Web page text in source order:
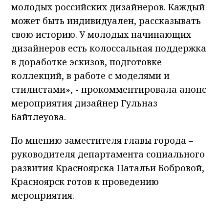
молодых российских дизайнеров. Каждый
может быть индивидуален, рассказывать
свою историю. У молодых начинающих
дизайнеров есть колоссальная поддержка
в доработке эскизов, подготовке
коллекций, в работе с моделями и
стилистами», - прокомментировала анонс
мероприятия дизайнер Гульназ
Байтлеуова.
По мнению заместителя главы города –
руководителя департамента социального
развития Красноярска Натальи Бобровой,
Красноярск готов к проведению
мероприятия.